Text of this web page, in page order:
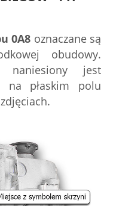
0A8 oznaczane są
obudowy.
naniesiony jest
na płaskim polu